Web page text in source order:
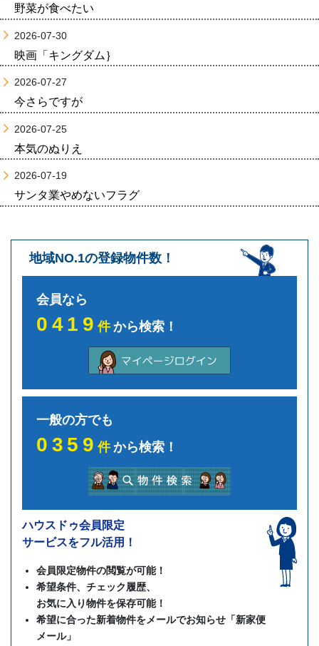
野菜が食べたい
2026-07-30
映画「キングダム｝
2026-07-27
今さらですが
2026-07-25
本気のぬりえ
2026-07-19
サンタ業やめないフラグ
地域NO.1の登録物件数！
会員なら
0419件から検索！
一般の方でも
0359件から検索！
ハウスドゥ会員限定
サービスをフル活用！
会員限定物件の閲覧が可能！
希望条件、チェック履歴、
お気に入り物件を保存可能！
希望に合った新着物件をメールでお知らせ「新家便
メール」